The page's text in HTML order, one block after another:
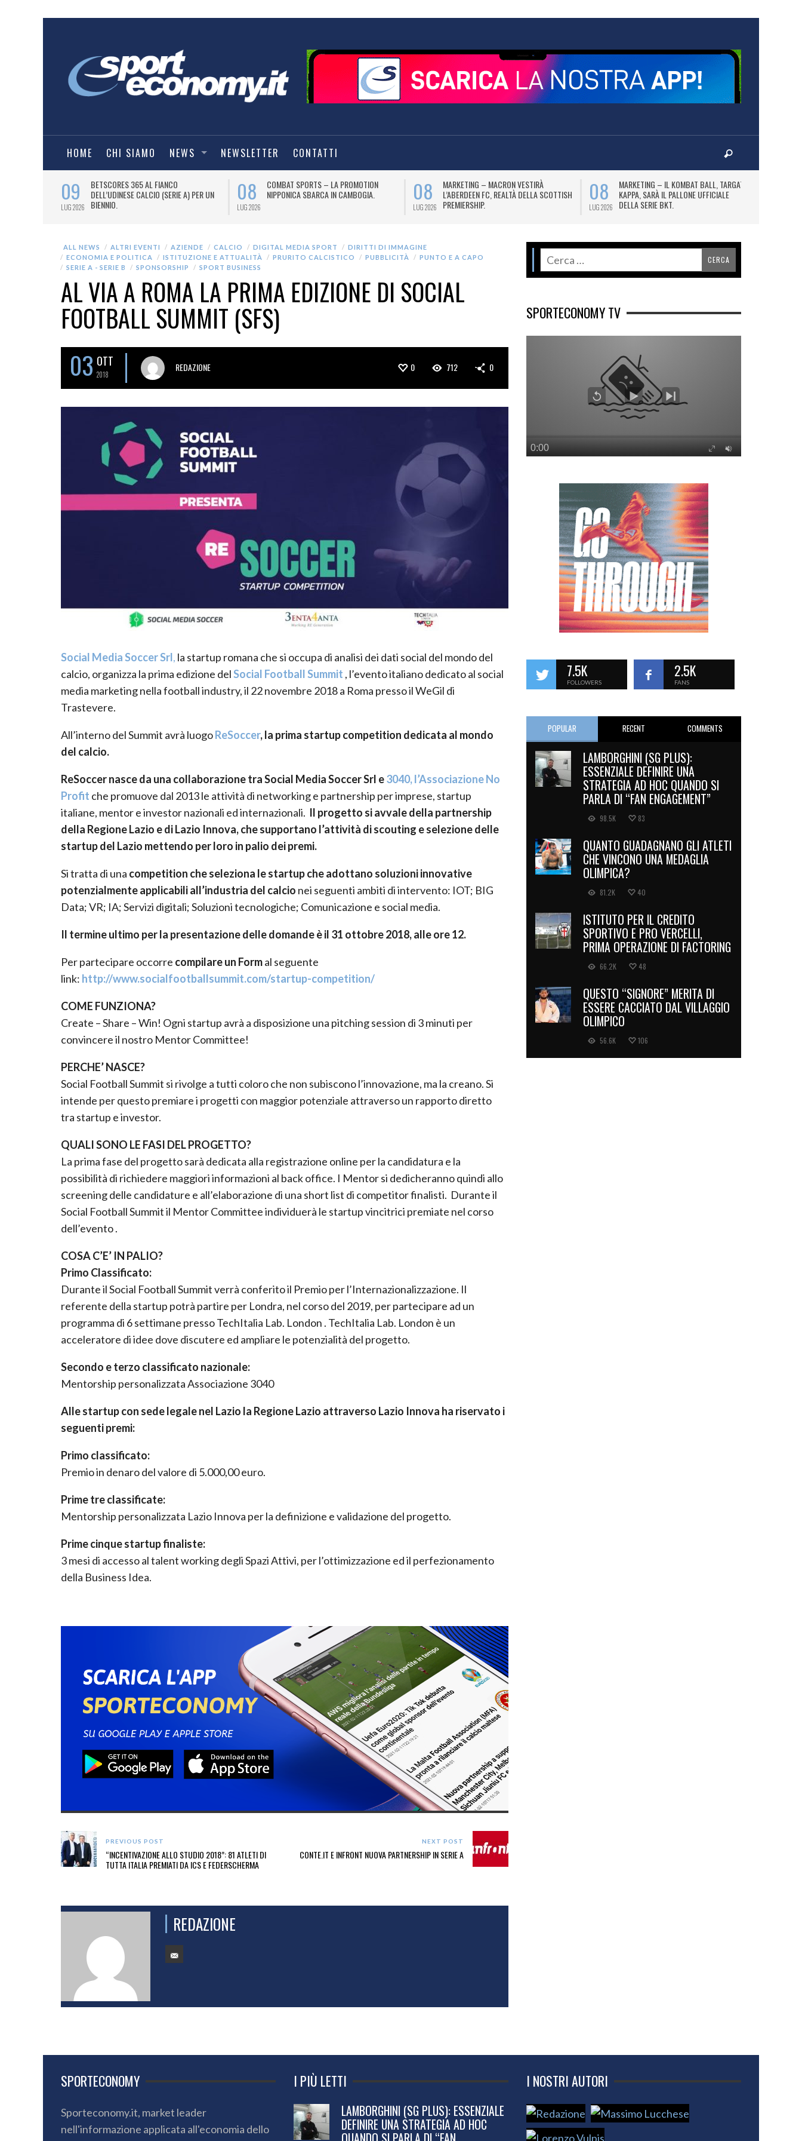
HOME CHI SIAMO NEWS NEWSLETTER CONTATTI
09
LUG 2026
BETSCORES 365 AL FIANCO
DELL’UDINESE CALCIO (SERIE A) PER UN
BIENNIO.
08
LUG 2026
COMBAT SPORTS – LA PROMOTION
NIPPONICA SBARCA IN CAMBOGIA.
08
LUG 2026
MARKETING – MACRON VESTIRÀ
L’ABERDEEN FC, REALTÀ DELLA SCOTTISH
PREMIERSHIP.
08
LUG 2026
MARKETING – IL KOMBAT BALL, TARGATO
KAPPA, SARÀ IL PALLONE UFFICIALE
DELLA SERIE BKT.
ALL NEWS ALTRI EVENTI AZIENDE CALCIO DIGITAL MEDIA SPORT
DIRITTI DI IMMAGINE
ECONOMIA E POLITICA
ISTITUZIONE E ATTUALITÀ PRURITO CALCISTICO PUBBLICITÀ
PUNTO E A CAPO
SERIE A - SERIE B
SPONSORSHIP SPORT BUSINESS
AL VIA A ROMA LA PRIMA EDIZIONE DI SOCIAL
FOOTBALL SUMMIT (SFS)
03 OTT
2018
REDAZIONE 0 712 0
Social Media Soccer Srl, la startup romana che si occupa di analisi dei dati social del mondo del
calcio, organizza la prima edizione delSocial Football Summit , l’evento italiano dedicato al social
media marketing nella football industry, il 22 novembre 2018 a Roma presso il WeGil di
Trastevere.
All’interno del Summit avrà luogoReSoccer, la prima startup competition dedicata al mondo
del calcio.
ReSoccer nasce da una collaborazione tra Social Media Soccer Srl e3040, l’Associazione No
Profit che promuove dal 2013 le attività di networking e partnership per imprese, startup
italiane, mentor e investor nazionali ed internazionali. Il progetto si avvale della partnership
della Regione Lazio e di Lazio Innova, che supportano l’attività di scouting e selezione delle
startup del Lazio mettendo per loro in palio dei premi.
Si tratta di una competition che seleziona le startup che adottano soluzioni innovative
potenzialmente applicabili all’industria del calcio nei seguenti ambiti di intervento: IOT; BIG
Data; VR; IA; Servizi digitali; Soluzioni tecnologiche; Comunicazione e social media.
Il termine ultimo per la presentazione delle domande è il 31 ottobre2018, alle ore 12.
Per partecipare occorre compilare un Formal seguente
link: http://www.socialfootballsummit.com/startup-competition/
COME FUNZIONA?
Create – Share – Win! Ogni startup avrà a disposizione una pitching session di 3 minuti per
convincere il nostro Mentor Committee!
PERCHE’ NASCE?
Social Football Summit si rivolge a tutti coloro che non subiscono l’innovazione, ma la creano. Si
intende per questo premiare i progetti con maggior potenziale attraverso un rapporto diretto
tra startup e investor.
QUALI SONO LE FASI DEL PROGETTO?
La prima fase del progetto sarà dedicata alla registrazione online per la candidatura e la
possibilità di richiedere maggiori informazioni al back office. I Mentor si dedicheranno quindi allo
screening delle candidature e all’elaborazione di una short list di competitor finalisti. Durante il
Social Football Summit il Mentor Committee individuerà le startup vincitrici premiate nel corso
dell’evento .
COSA C’E’ IN PALIO?
Primo Classificato:
Durante il Social Football Summit verrà conferito il Premio per l’Internazionalizzazione. Il
referente della startup potrà partire per Londra, nel corso del 2019, per partecipare ad un
programma di 6 settimane presso TechItalia Lab. London . TechItalia Lab. London è un
acceleratore di idee dove discutere ed ampliare le potenzialità del progetto.
Secondo e terzo classificato nazionale:
Mentorship personalizzata Associazione 3040
Alle startup con sede legale nel Lazio la Regione Lazio attraverso Lazio Innova ha riservato i
seguenti premi:
Primo classificato:
Premio in denaro del valore di 5.000,00 euro.
Prime tre classificate:
Mentorship personalizzata Lazio Innova per la definizione e validazione del progetto.
Prime cinque startup finaliste:
3 mesi di accesso al talent working degli Spazi Attivi, per l’ottimizzazione ed il perfezionamento
della Business Idea.
PREVIOUS POST
“INCENTIVAZIONE ALLO STUDIO 2018”: 81 ATLETI DI
TUTTA ITALIA PREMIATI DA ICS E FEDERSCHERMA
NEXT POST
CONTE.IT E INFRONT NUOVA PARTNERSHIP IN SERIE A
REDAZIONE
SPORTECONOMY TV
7.5K
FOLLOWERS
2.5K
FANS
POPULAR RECENT COMMENTS
LAMBORGHINI (SG PLUS):
ESSENZIALE DEFINIRE UNA
STRATEGIA AD HOC QUANDO SI
PARLA DI “FAN ENGAGEMENT”
98.5K 83
QUANTO GUADAGNANO GLI ATLETI
CHE VINCONO UNA MEDAGLIA
OLIMPICA?
81.2K 40
ISTITUTO PER IL CREDITO
SPORTIVO E PRO VERCELLI,
PRIMA OPERAZIONE DI FACTORING
66.2K 48
QUESTO “SIGNORE” MERITA DI
ESSERE CACCIATO DAL VILLAGGIO
OLIMPICO
56.6K 106
SPORTECONOMY
Sporteconomy.it, market leader
nell'informazione applicata all'economia dello
I PIÙ LETTI
LAMBORGHINI (SG PLUS): ESSENZIALE
DEFINIRE UNA STRATEGIA AD HOC
I NOSTRI AUTORI